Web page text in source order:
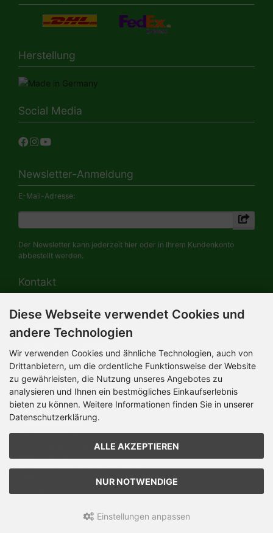
Herstellung
Social Media
Newsletter-Anmeldung
E-Mail-Adresse:
Der Newsletter kann jederzeit hier oder in Ihrem Kundenkonto
abbestellt werden.
Kontakt
HERMANN-Spielwaren GmbH
Im Grund 9-11
Mo-Do 8.00 bis 16.30 Uhr
Bürozeiten:
Mo-Do 8.00 bis 16.30 Uhr
Fr 8.00 bis 12.30 Uhr
+49 (0) 09561 85900
info@hermann.de
Geschäftsführer
Handelsregister Amtsgericht Coburg
Diese Webseite verwendet Cookies und
andere Technologien
Wir verwenden Cookies und ähnliche Technologien, auch von
Drittanbietern, um die ordentliche Funktionsweise der Website
zu gewährleisten, die Nutzung unseres Angebotes zu
analysieren und Ihnen ein bestmögliches Einkaufserlebnis
bieten zu können. Weitere Informationen finden Sie in unserer
Datenschutzerklärung.
ALLE AKZEPTIEREN
NUR NOTWENDIGE
Einstellungen anpassen